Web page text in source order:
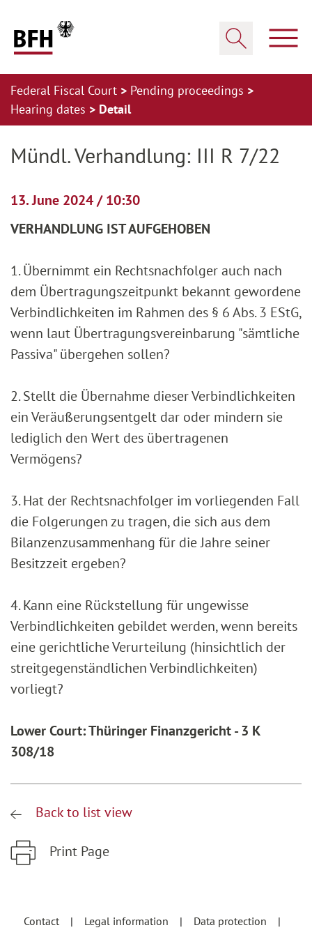
Federal Fiscal Court
Pending proceedings
Hearing dates
Detail
Mündl. Verhandlung: III R 7/22
13. June 2024 / 10:30
VERHANDLUNG IST AUFGEHOBEN
1. Übernimmt ein Rechtsnachfolger auch nach
dem Übertragungszeitpunkt bekannt gewordene
Verbindlichkeiten im Rahmen des § 6 Abs. 3 EStG,
wenn laut Übertragungsvereinbarung "sämtliche
Passiva" übergehen sollen?
2. Stellt die Übernahme dieser Verbindlichkeiten
ein Veräußerungsentgelt dar oder mindern sie
lediglich den Wert des übertragenen
Vermögens?
3. Hat der Rechtsnachfolger im vorliegenden Fall
die Folgerungen zu tragen, die sich aus dem
Bilanzenzusammenhang für die Jahre seiner
Besitzzeit ergeben?
4. Kann eine Rückstellung für ungewisse
Verbindlichkeiten gebildet werden, wenn bereits
eine gerichtliche Verurteilung (hinsichtlich der
streitgegenständlichen Verbindlichkeiten)
vorliegt?
Lower Court: Thüringer Finanzgericht - 3 K
308/18
Back to list view
Print Page
Contact
Legal information Data protection